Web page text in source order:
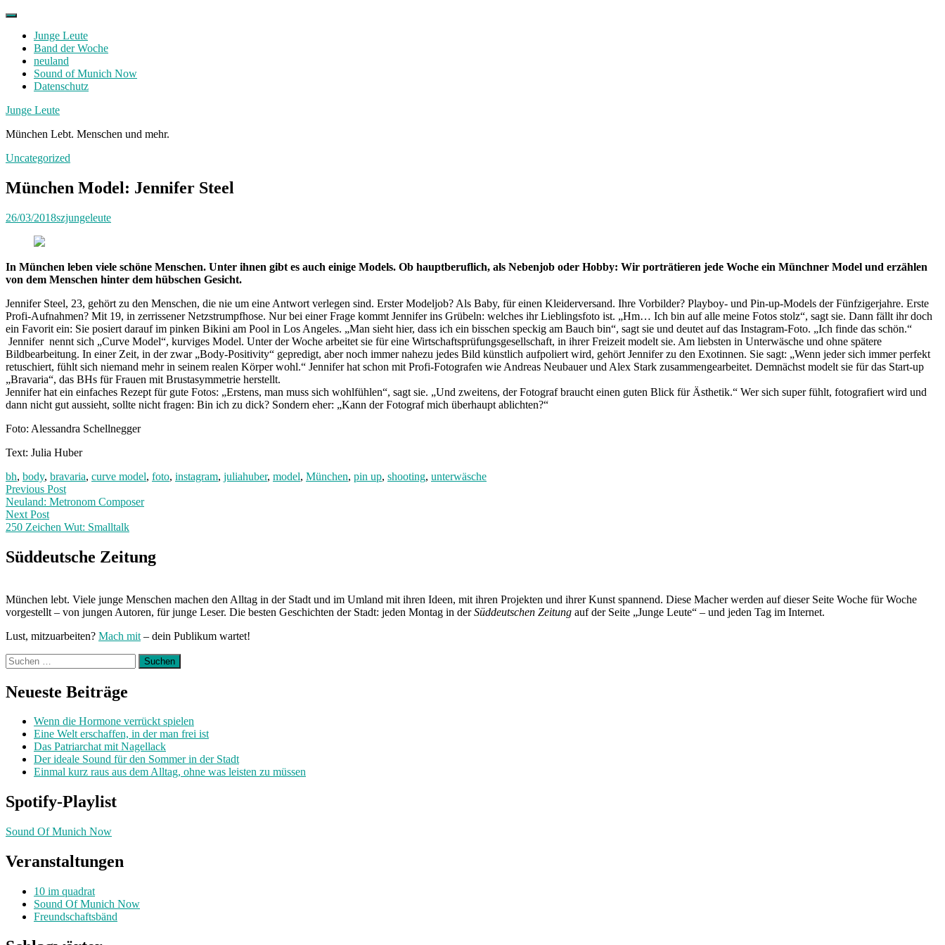
Skip
contentJunge Leute
Band der Woche
neuland
Sound of Munich Now
Datenschutz
Facebook
Twitter
Instagram
Junge Leute
München Lebt. Menschen und mehr.
Uncategorized
München Model: Jennifer Steel
26/03/2018szjungeleute
In München leben viele schöne Menschen. Unter ihnen gibt es auch einige Models. Ob hauptberuflich, als Nebenjob oder Hobby: Wir porträtieren jede Woche ein Münchner Model und erzählen
von dem Menschen hinter dem hübschen Gesicht.
Jennifer Steel, 23, gehört zu den Menschen, die nie um eine Antwort verlegen sind. Erster Modeljob? Als Baby, für einen Kleiderversand. Ihre Vorbilder? Playboy- und Pin-up-Models der Fünfzigerjahre. Erste
Profi-Aufnahmen? Mit 19, in zerrissener Netzstrumpfhose. Nur bei einer Frage kommt Jennifer ins Grübeln: welches ihr Lieblingsfoto ist. „Hm… Ich bin auf alle meine Fotos stolz“, sagt sie. Dann fällt ihr doch
ein Favorit ein: Sie posiert darauf im pinken Bikini am Pool in Los Angeles. „Man sieht hier, dass ich ein bisschen speckig am Bauch bin“, sagt sie und deutet auf das Instagram-Foto. „Ich finde das schön.“
Jennifer nennt sich „Curve Model“, kurviges Model. Unter der Woche arbeitet sie für eine Wirtschaftsprüfungsgesellschaft, in ihrer Freizeit modelt sie. Am liebsten in Unterwäsche und ohne spätere
Bildbearbeitung. In einer Zeit, in der zwar „Body-Positivity“ gepredigt, aber noch immer nahezu jedes Bild künstlich aufpoliert wird, gehört Jennifer zu den Exotinnen. Sie sagt: „Wenn jeder sich immer perfekt
retuschiert, fühlt sich niemand mehr in seinem realen Körper wohl.“ Jennifer hat schon mit Profi-Fotografen wie Andreas Neubauer und Alex Stark zusammengearbeitet. Demnächst modelt sie für das Start-up
„Bravaria“, das BHs für Frauen mit Brustasymmetrie herstellt.
Jennifer hat ein einfaches Rezept für gute Fotos: „Erstens, man muss sich wohlfühlen“, sagt sie. „Und zweitens, der Fotograf braucht einen guten Blick für Ästhetik.“ Wer sich super fühlt, fotografiert wird und
dann nicht gut aussieht, sollte nicht fragen: Bin ich zu dick? Sondern eher: „Kann der Fotograf mich überhaupt ablichten?“
Foto: Alessandra Schellnegger
Text: Julia Huber
bh, body, bravaria, curve model, foto, instagram, juliahuber, model, München, pin up, shooting, unterwäsche
Post
navigation
Previous PostPrevious
post:
Neuland: Metronom Composer
Next Post
250 Zeichen Wut: Smalltalk
Post:
Süddeutsche Zeitung
München lebt. Viele junge Menschen machen den Alltag in der Stadt und im Umland mit ihren Ideen, mit ihren Projekten und ihrer Kunst spannend. Diese Macher werden auf dieser Seite Woche für Woche
vorgestellt – von jungen Autoren, für junge Leser. Die besten Geschichten der Stadt: jeden Montag in derSüddeutschen Zeitung auf der Seite „Junge Leute“ – und jeden Tag im Internet.
Lust, mitzuarbeiten? Mach mit – dein Publikum wartet!
Suchen
nach:
Neueste Beiträge
Wenn die Hormone verrückt spielen
Eine Welt erschaffen, in der man frei ist
Das Patriarchat mit Nagellack
Der ideale Sound für den Sommer in der Stadt
Einmal kurz raus aus dem Alltag, ohne was leisten zu müssen
Spotify-Playlist
Sound Of Munich Now
Veranstaltungen
10 im quadrat
Sound Of Munich Now
Freundschaftsbänd